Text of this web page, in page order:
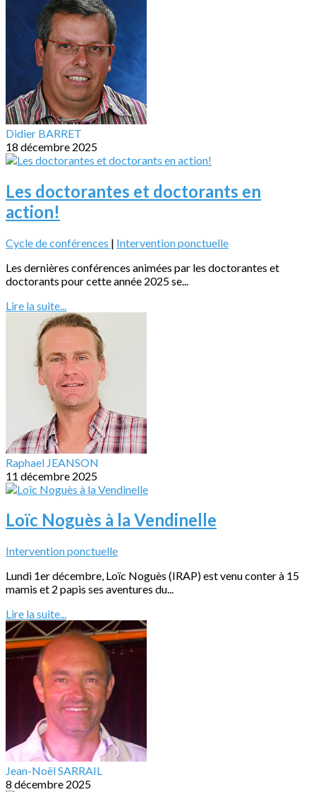
Didier BARRET
18 décembre 2025
Les doctorantes et doctorants en
action!
Cycle de conférences | Intervention ponctuelle
Les dernières conférences animées par les doctorantes et
doctorants pour cette année 2025 se...
Lire la suite...
Raphael JEANSON
11 décembre 2025
Loïc Noguès à la Vendinelle
Intervention ponctuelle
Lundi 1er décembre, Loïc Noguès (IRAP) est venu conter à 15
mamis et 2 papis ses aventures du...
Lire la suite...
Jean-Noël SARRAIL
8 décembre 2025